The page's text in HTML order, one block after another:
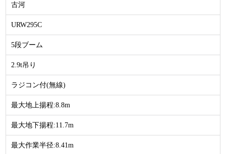
古河
URW295C
5段ブーム
2.9t吊り
ラジコン付(無線)
最大地上揚程:8.8m
最大地下揚程:11.7m
最大作業半径:8.41m